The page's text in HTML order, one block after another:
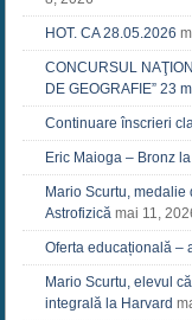
HOT. CA 28.05.2026
CONCURSUL
DE GEOGRAFIE” 23
Continuare înscrieri
Eric Maioga – Bronz
Mario Scurtu,
Astrofizică mai 11,
Oferta educațională –
Mario Scurtu, elevul
integrală la Harvard